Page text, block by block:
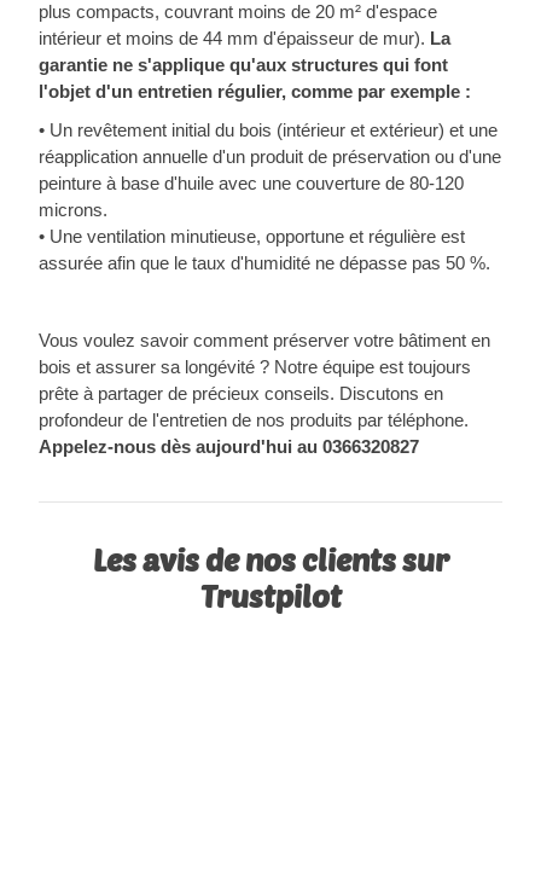
plus compacts, couvrant moins de 20 m² d'espace
intérieur et moins de 44 mm d'épaisseur de mur). La
garantie ne s'applique qu'aux structures qui font
l'objet d'un entretien régulier, comme par exemple :
• Un revêtement initial du bois (intérieur et extérieur) et une
réapplication annuelle d'un produit de préservation ou d'une
peinture à base d'huile avec une couverture de 80-120
microns.
• Une ventilation minutieuse, opportune et régulière est
assurée afin que le taux d'humidité ne dépasse pas 50 %.
Vous voulez savoir comment préserver votre bâtiment en
bois et assurer sa longévité ? Notre équipe est toujours
prête à partager de précieux conseils. Discutons en
profondeur de l'entretien de nos produits par téléphone.
Appelez-nous dès aujourd'hui au 0366320827
Les avis de nos clients sur
Trustpilot